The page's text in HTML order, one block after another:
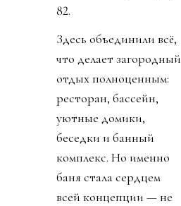
82.
Здесь объединили всё,
что делает загородный
отдых полноценным:
ресторан, бассейн,
уютные домики,
беседки и банный
комплекс. Но именно
баня стала сердцем
всей концепции — не